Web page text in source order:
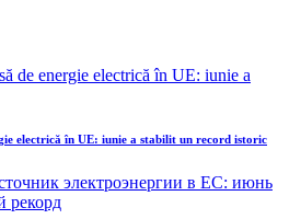
electrică în UE: iunie a stabilit un record istoric